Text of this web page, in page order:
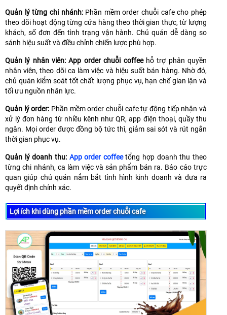
Quản lý từng chi nhánh:Phần mềm order chuỗi cafe cho phép
theo dõi hoạt động từng cửa hàng theo thời gian thực, từ lượng
khách, số đơn đến tình trạng vận hành. Chủ quán dễ dàng so
sánh hiệu suất và điều chỉnh chiến lược phù hợp.
Quản lý nhân viên: App order chuỗi coffeehỗ trợ phân quyền
nhân viên, theo dõi ca làm việc và hiệu suất bán hàng. Nhờ đó,
chủ quán kiểm soát tốt chất lượng phục vụ, hạn chế gian lận và
tối ưu nguồn nhân lực.
Quản lý order: Phần mềm order chuỗi cafe tự động tiếp nhận và
xử lý đơn hàng từ nhiều kênh như QR, app điện thoại, quầy thu
ngân. Mọi order được đồng bộ tức thì, giảm sai sót và rút ngắn
thời gian phục vụ.
Quản lý doanh thu: App order coffeetổng hợp doanh thu theo
từng chi nhánh, ca làm việc và sản phẩm bán ra. Báo cáo trực
quan giúp chủ quán nắm bắt tình hình kinh doanh và đưa ra
quyết định chính xác.
Lợi ích khi dùng phần mềm order chuỗi cafe